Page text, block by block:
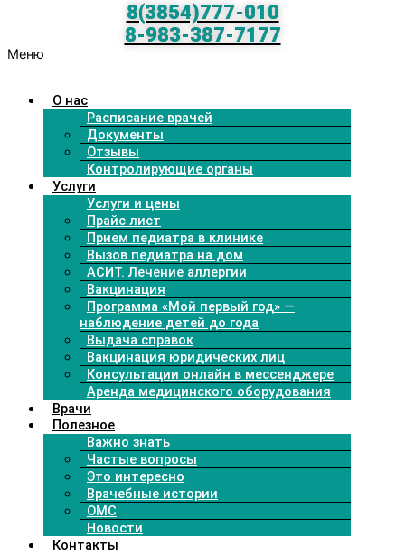
8(3854)777-010
8-983-387-7177
Меню
О нас
Расписание врачей
Документы
Отзывы
Контролирующие органы
Услуги
Услуги и цены
Прайс лист
Прием педиатра в клинике
Вызов педиатра на дом
АСИТ. Лечение аллергии
Вакцинация
Программа «Мой первый год» —
наблюдение детей до года
Выдача справок
Вакцинация юридических лиц
Консультации онлайн в мессенджере
Аренда медицинского оборудования
Врачи
Полезное
Важно знать
Частые вопросы
Это интересно
Врачебные истории
ОМС
Новости
Контакты